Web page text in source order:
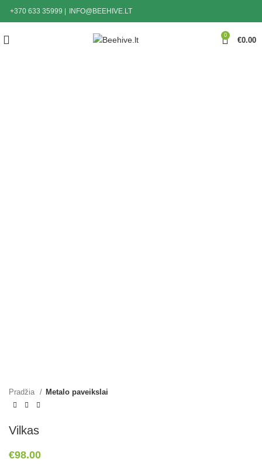
+370 633 35999 INFO@BEEHIVE.LT
0
€0.00
Pradžia Metalo paveikslai
Vilkas
€98.00